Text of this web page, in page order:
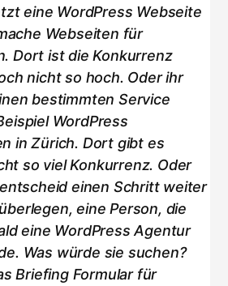
eine WordPress Webseite
Webseiten für
Dort ist die Konkurrenz
nicht so hoch. Oder ihr
bestimmten Service
WordPress
in Zürich. Dort gibt es
so viel Konkurrenz. Oder
einen Schritt weiter
eine Person, die
eine WordPress Agentur
Was würde sie suchen?
Briefing Formular für